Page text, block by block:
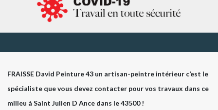
FRAISSE David Peinture 43 un artisan-peintre intérieur c’est le
spécialiste que vous devez contacter pour vos travaux dans ce
milieu à Saint Julien D Ance dans le 43500 !